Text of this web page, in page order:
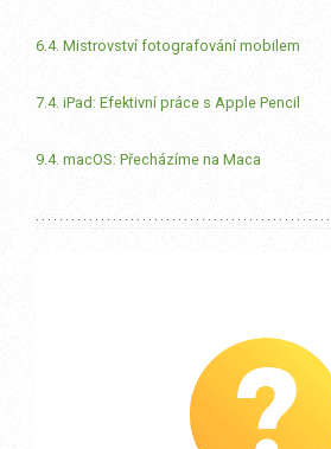
6.4. Mistrovství fotografování mobilem
7.4. iPad: Efektivní práce s Apple Pencil
9.4. macOS: Přecházíme na Maca